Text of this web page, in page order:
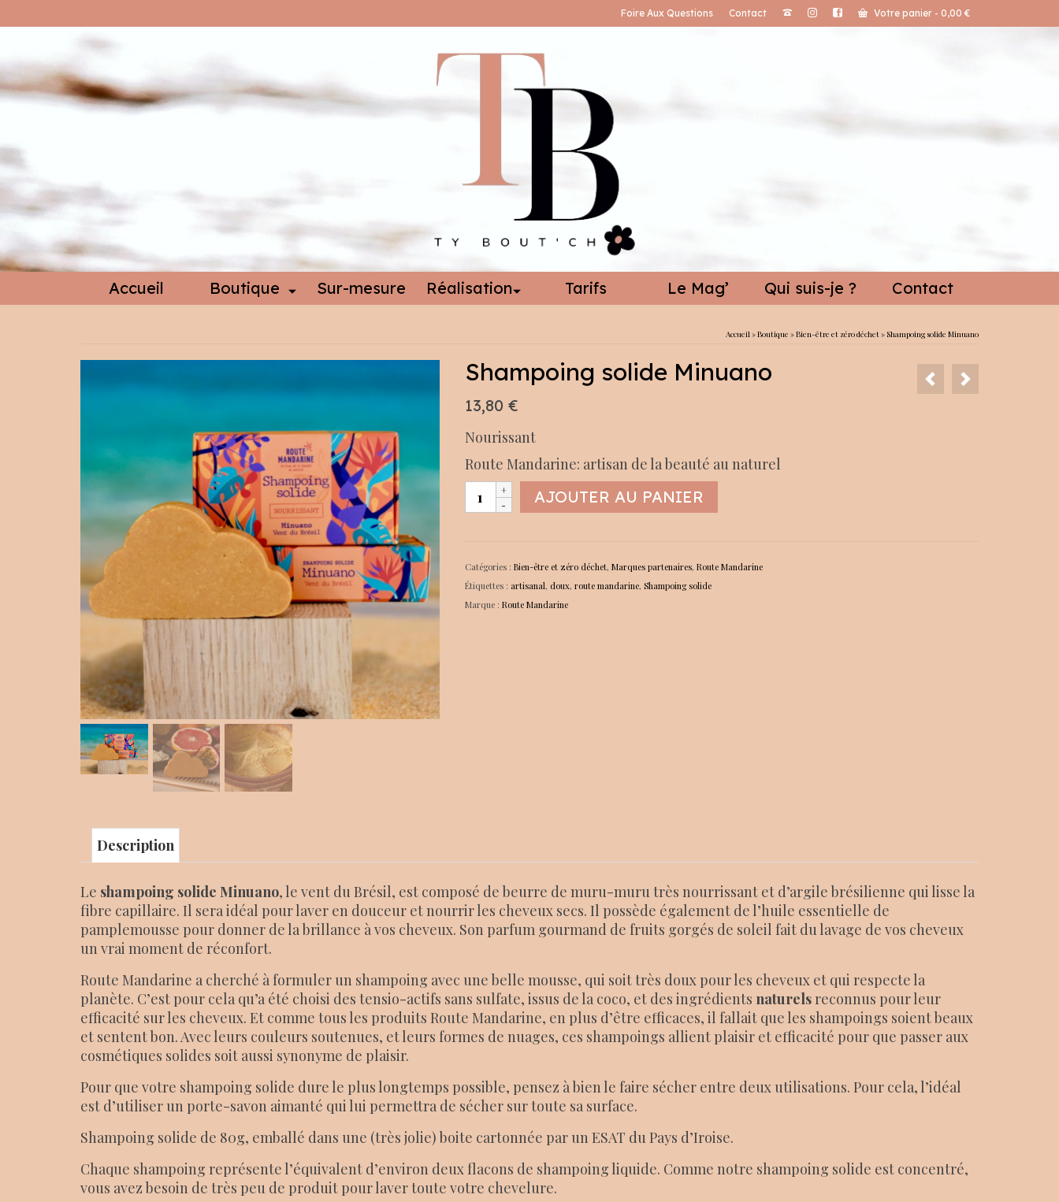
Foire Aux Questions Contact Votre panier - 0,00 €
Accueil Boutique Sur-mesure Réalisation Tarifs Le Mag’ Qui suis-je ? Contact
Accueil»Boutique »Bien-être et zéro déchet» Shampoing solide Minuano
Shampoing solide Minuano
13,80 €
Nourissant
Route Mandarine: artisan de la beauté au naturel
quantité
de
Minuano
AJOUTER AU PANIER
Catégories : Bien-être et zéro déchet, Marques partenaires, Route Mandarine
Étiquettes : artisanal, doux, route mandarine, Shampoing solide
Marque : Route Mandarine
Description
Le shampoing solide Minuano, le vent du Brésil, est composé de beurre de muru-muru très nourrissant et d’argile brésilienne qui lisse la
fibre capillaire. Il sera idéal pour laver en douceur et nourrir les cheveux secs. Il possède également de l’huile essentielle de
pamplemousse pour donner de la brillance à vos cheveux. Son parfum gourmand de fruits gorgés de soleil fait du lavage de vos cheveux
un vrai moment de réconfort.
Route Mandarine a cherché à formuler un shampoing avec une belle mousse, qui soit très doux pour les cheveux et qui respecte la
planète. C’est pour cela qu’a été choisi des tensio-actifs sans sulfate, issus de la coco, et des ingrédients naturelsreconnus pour leur
efficacité sur les cheveux. Et comme tous les produits Route Mandarine, en plus d’être efficaces, il fallait que les shampoings soient beaux
et sentent bon. Avec leurs couleurs soutenues, et leurs formes de nuages, ces shampoings allient plaisir et efficacité pour que passer aux
cosmétiques solides soit aussi synonyme de plaisir.
Pour que votre shampoing solide dure le plus longtemps possible, pensez à bien le faire sécher entre deux utilisations. Pour cela, l’idéal
est d’utiliser un porte-savon aimanté qui lui permettra de sécher sur toute sa surface.
Shampoing solide de 80g, emballé dans une (très jolie) boite cartonnée par un ESAT du Pays d’Iroise.
Chaque shampoing représente l’équivalent d’environ deux flacons de shampoing liquide. Comme notre shampoing solide est concentré,
vous avez besoin de très peu de produit pour laver toute votre chevelure.